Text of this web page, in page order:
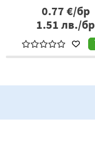
0.77€/бр
1.51лв./бр